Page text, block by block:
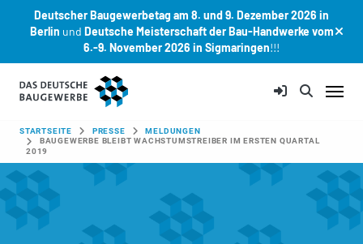
Deutscher Baugewerbetag am 8. und 9. Dezember 2026 in
Berlin und Deutsche Meisterschaft der Bau-Handwerke vom
6.-9. November 2026 in Sigmaringen!!!
Zum Hauptinhalt springen
SIE SIND HIER:
STARTSEITE PRESSE
MELDUNGEN
BAUGEWERBE BLEIBT WACHSTUMSTREIBER IM ERSTEN QUARTAL
2019